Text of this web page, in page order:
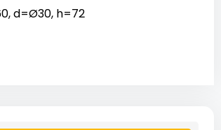
d=Ø30, h=72